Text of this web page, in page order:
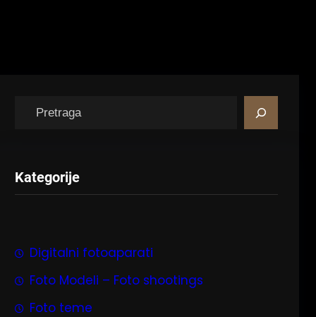
r
a
Kategorije
Digitalni fotoaparati
Foto Modeli – Foto shootings
Foto teme